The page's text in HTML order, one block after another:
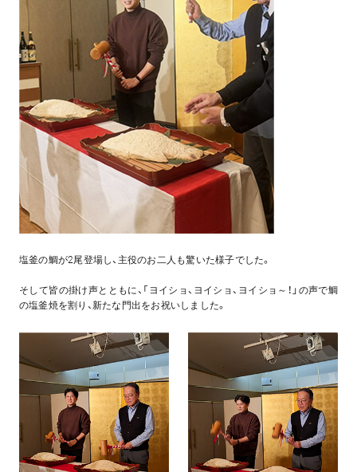
塩釜の鯛が2尾登場し、主役のお二人も驚いた様子でした。
そして皆の掛け声とともに、「ヨイショ、ヨイショ、ヨイショ～！」の声で鯛
の塩釜焼を割り、新たな門出をお祝いしました。